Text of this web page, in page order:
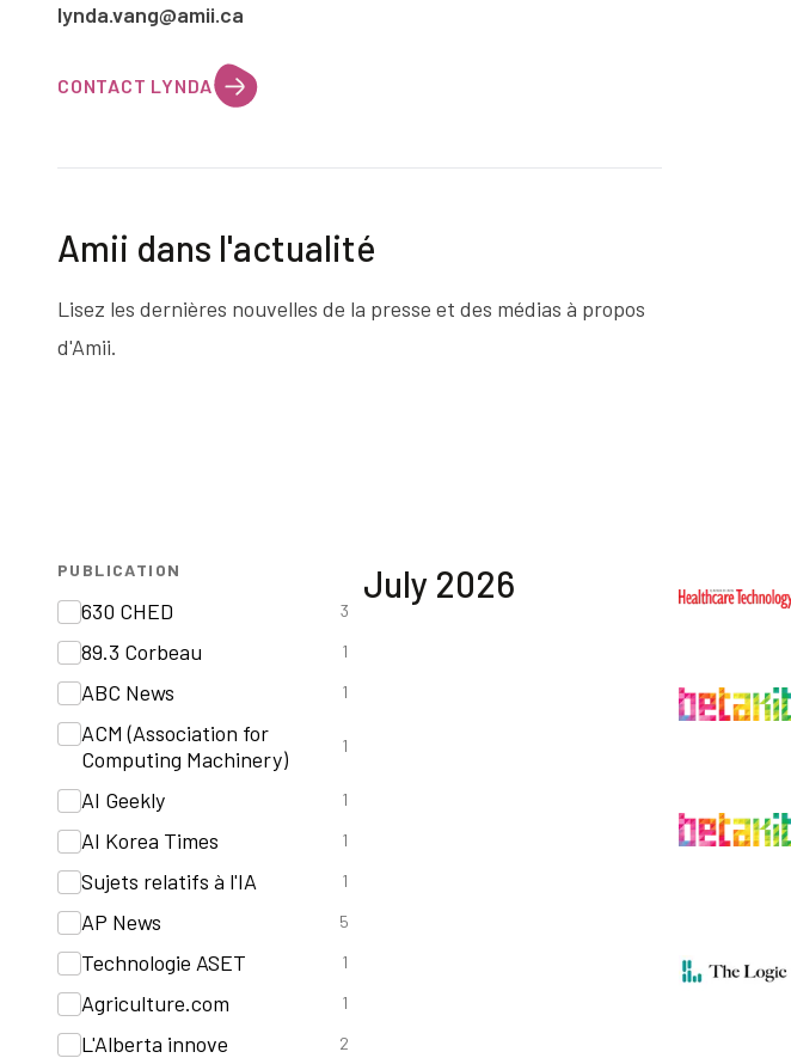
lynda.vang@amii.ca
CONTACT LYNDA
Amii dans l'actualité
Lisez les dernières nouvelles de la presse et des médias à propos
d'Amii.
PUBLICATION
630 CHED 3
89.3 Corbeau 1
ABC News 1
ACM (Association for
Computing Machinery)
1
AI Geekly 1
AI Korea Times 1
Sujets relatifs à l'IA 1
AP News 5
Technologie ASET 1
Agriculture.com 1
L'Alberta innove 2
July 2026